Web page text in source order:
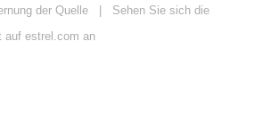
der Quelle | Sehen Sie sich die
auf estrel.com an